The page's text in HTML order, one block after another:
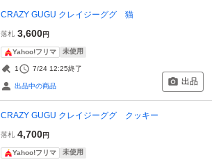
CRAZY GUGU クレイジーググ 猫
落札 3,600円
Yahoo!フリマ 未使用
1 7/24 12:25終了
出品中の商品 出品
CRAZY GUGU クレイジーググ クッキー
落札 4,700円
Yahoo!フリマ 未使用